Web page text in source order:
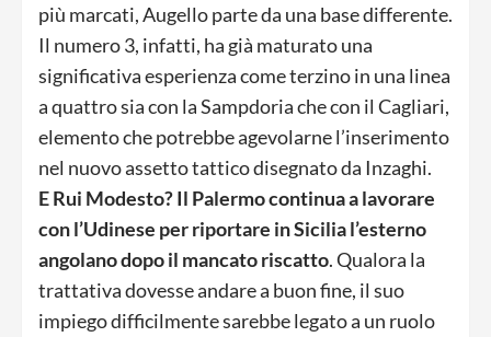
più marcati, Augello parte da una base differente.
Il numero 3, infatti, ha già maturato una
significativa esperienza come terzino in una linea
a quattro sia con la Sampdoria che con il Cagliari,
elemento che potrebbe agevolarne l’inserimento
nel nuovo assetto tattico disegnato da Inzaghi.
E Rui Modesto? Il Palermo continua a lavorare
con l’Udinese per riportare in Sicilia l’esterno
angolano dopo il mancato riscatto. Qualora la
trattativa dovesse andare a buon fine, il suo
impiego difficilmente sarebbe legato a un ruolo